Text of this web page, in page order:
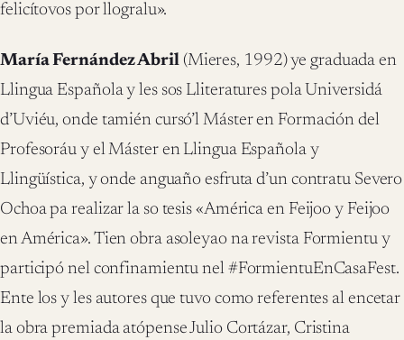
felicítovos por llogralu».
María Fernández Abril(Mieres, 1992) ye graduada en
Llingua Española y les sos Lliteratures pola Universidá
d’Uviéu, onde tamién cursó’l Máster en Formación del
Profesoráu y el Máster en Llingua Española y
Llingüística, y onde anguaño esfruta d’un contratu Severo
Ochoa pa realizar la so tesis «América en Feijoo y Feijoo
en América». Tien obra asoleyao na revista Formientu y
participó nel confinamientu nel #FormientuEnCasaFest.
Ente los y les autores que tuvo como referentes al encetar
la obra premiada atópense Julio Cortázar, Cristina